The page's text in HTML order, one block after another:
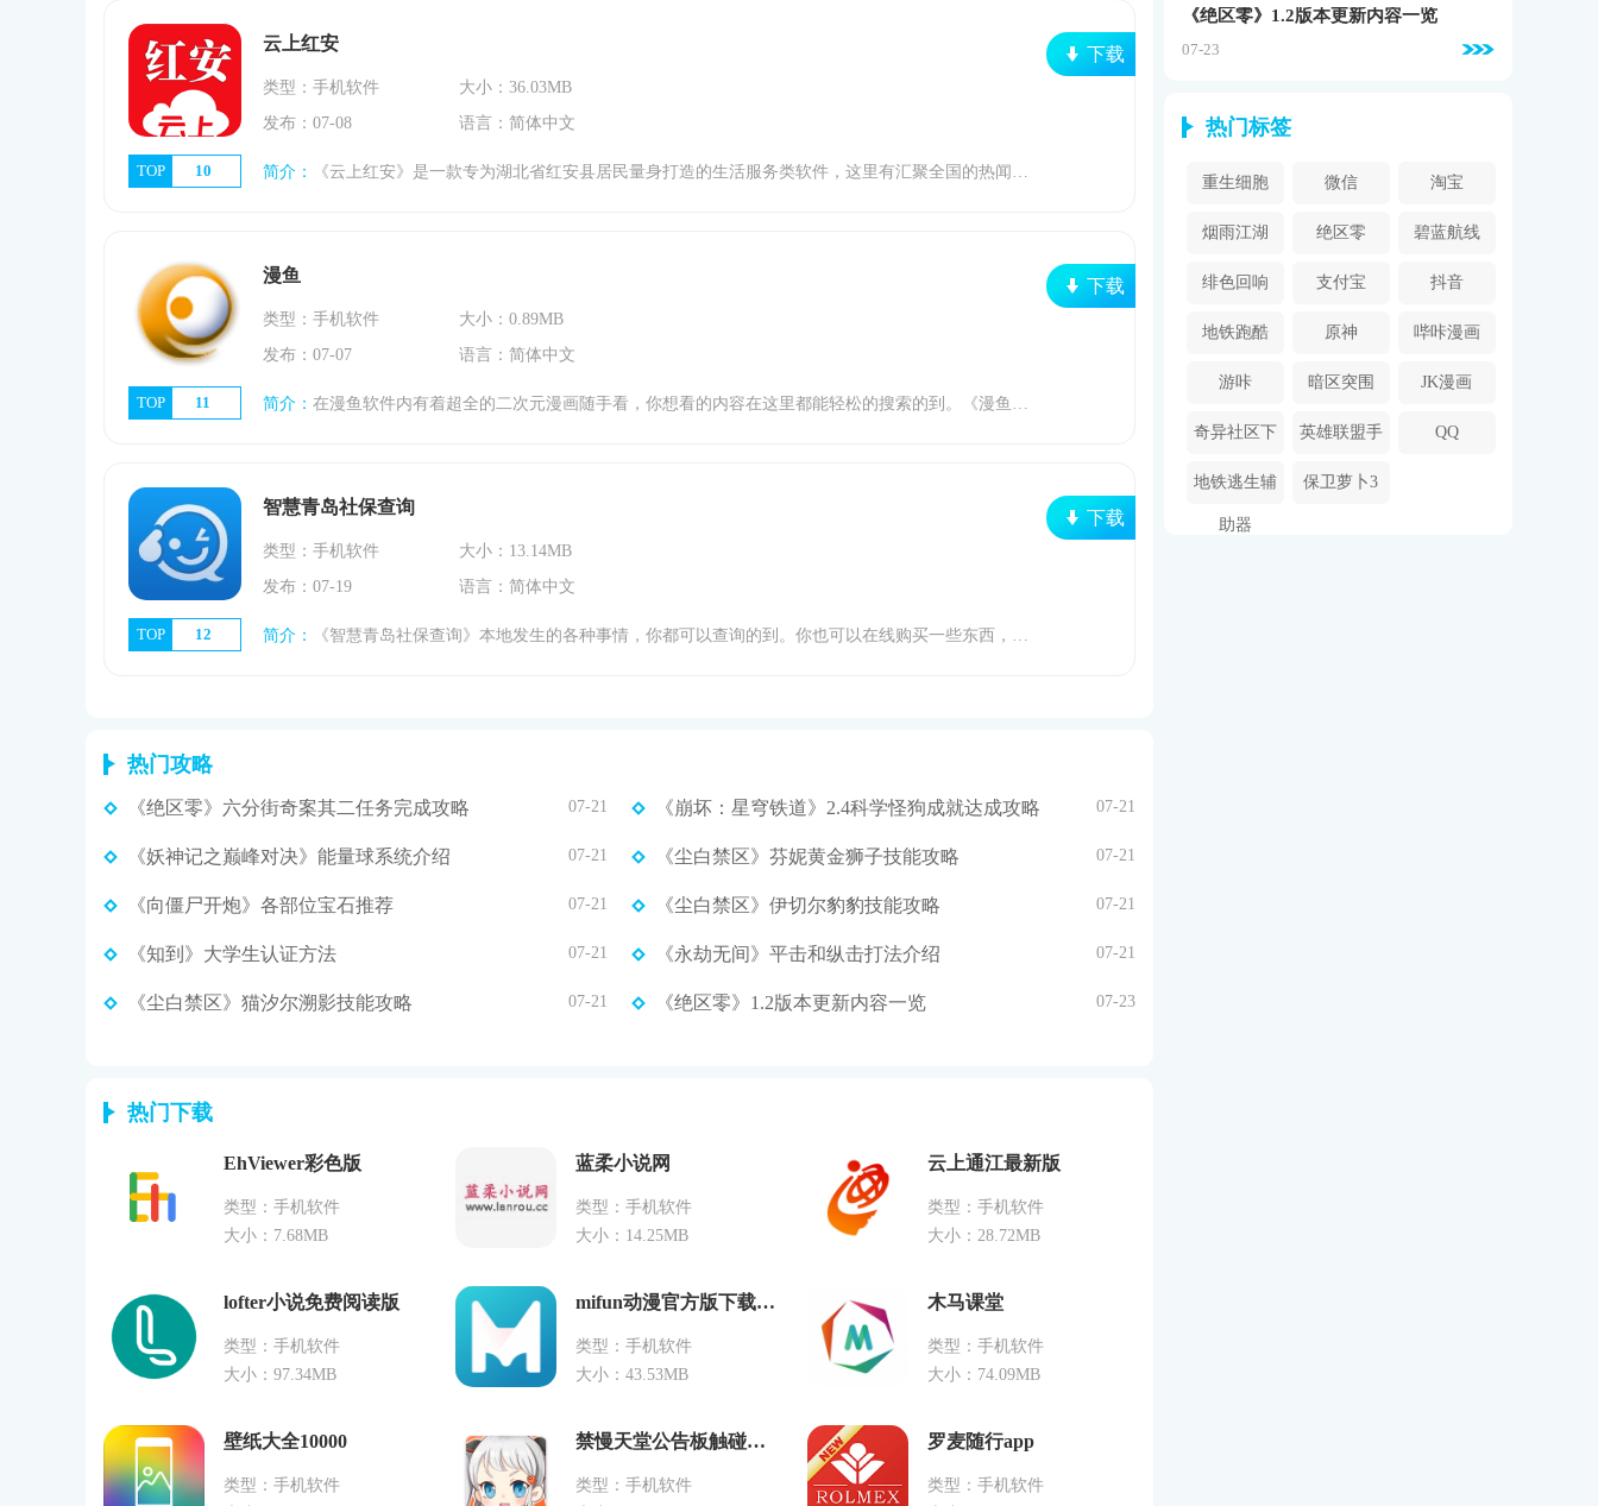
TOP 10
云上红安
类型：手机软件
大小：36.03MB
发布：07-08
语言：简体中文
简介： 《云上红安》是一款专为湖北省红安县居民量身打造的生活服务类软件，这里有汇聚全国的热闻头条和热点资讯，实时更新本地的政务信息和地方特色，居民在线办事更加的方便快捷，随时进行生活缴费和话费充值。云上红安介绍云上红安是当地政府指定的新闻阅读客户端app，主要提供红安本地的新闻资讯，这里有着头条、时政动态以及实时快讯以及各种各样的新闻内容，因为新闻的内容很多，所以这里的新闻版块也很多，于是用户在阅读新闻的时候可以自主的挑选个性化的新闻内容，在线可以对每一则新闻资讯进行详细的了解。
下载
TOP 11
漫鱼
类型：手机软件
大小：0.89MB
发布：07-07
语言：简体中文
简介： 在漫鱼软件内有着超全的二次元漫画随手看，你想看的内容在这里都能轻松的搜索的到。《漫鱼》是一款非常不错的漫画阅读软件，海量的漫画资源，打开就能看到你想看的漫画。漫鱼介绍为你提供优质的漫画内容，每天在线都会为您更新您需要漫画信息，优质漫画看不停；现在还为新用户们准备了许多的新手福利，每天签到就可以获得奖励，完成在线的任务也可以获得奖励，还有更多的活动奖励等你来领取。漫鱼特色1、十万本热门漫画免费看，5000万动漫爱好者的共同选择。2、超高人气小说改编的漫画让你尽享视觉盛
下载
TOP 12
智慧青岛社保查询
类型：手机软件
大小：13.14MB
发布：07-19
语言：简体中文
简介： 《智慧青岛社保查询》本地发生的各种事情，你都可以查询的到。你也可以在线购买一些东西，然后有外卖小哥送货到家，让你体验生活的便捷感。我们提供查询包括公积金、社保等信息，喜欢的用户快来游戏窝手游网下载使用吧！智慧青岛社保查询介绍智慧青岛社保查询是青岛市人力资源和社会保障局推出的手机客户端，用户们节省了排队的时间在手机上就能轻松查询自己的社保信息，软件还能及时的了解自己的社保变化，资讯个人相关保险信息。智慧青岛社保查询亮点可支付居民养老、居民医疗、社会调节、个体自由职业者等
下载
热门攻略
《绝区零》六分街奇案其二任务完成攻略 07-21 《崩坏：星穹铁道》2.4科学怪狗成就达成攻略 07-21
《妖神记之巅峰对决》能量球系统介绍 07-21 《尘白禁区》芬妮黄金狮子技能攻略 07-21
《向僵尸开炮》各部位宝石推荐 07-21 《尘白禁区》伊切尔豹豹技能攻略 07-21
《知到》大学生认证方法 07-21 《永劫无间》平击和纵击打法介绍 07-21
《尘白禁区》猫汐尔溯影技能攻略 07-21 《绝区零》1.2版本更新内容一览 07-23
热门下载
EhViewer彩色版
类型：手机软件
大小：7.68MB
蓝柔小说网
类型：手机软件
大小：14.25MB
云上通江最新版
类型：手机软件
大小：28.72MB
lofter小说免费阅读版
类型：手机软件
大小：97.34MB
mifun动漫官方版下载app
类型：手机软件
大小：43.53MB
木马课堂
类型：手机软件
大小：74.09MB
壁纸大全10000
类型：手机软件
禁慢天堂公告板触碰封印解除
类型：手机软件
罗麦随行app
类型：手机软件
《绝区零》1.2版本更新内容一览
07-23
热门标签
重生细胞 微信 淘宝
烟雨江湖 绝区零 碧蓝航线
绯色回响 支付宝 抖音
地铁跑酷 原神 哔咔漫画
2024
游咔 暗区突围 JK漫画
奇异社区下
载安装
英雄联盟手
游
QQ
地铁逃生辅
助器
保卫萝卜3